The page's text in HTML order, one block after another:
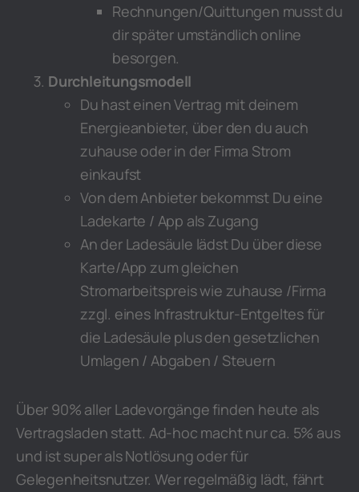
Rechnungen/Quittungen musst du
dir später umständlich online
besorgen.
Durchleitungsmodell
Du hast einen Vertrag mit deinem
Energieanbieter, über den du auch
zuhause oder in der Firma Strom
einkaufst
Von dem Anbieter bekommst Du eine
Ladekarte / App als Zugang
An der Ladesäule lädst Du über diese
Karte/App zum gleichen
Stromarbeitspreis wie zuhause /Firma
zzgl. eines Infrastruktur-Entgeltes für
die Ladesäule plus den gesetzlichen
Umlagen / Abgaben / Steuern
Über 90% aller Ladevorgänge finden heute als
Vertragsladen statt. Ad-hoc macht nur ca. 5% aus
und ist super als Notlösung oder für
Gelegenheitsnutzer. Wer regelmäßig lädt, fährt